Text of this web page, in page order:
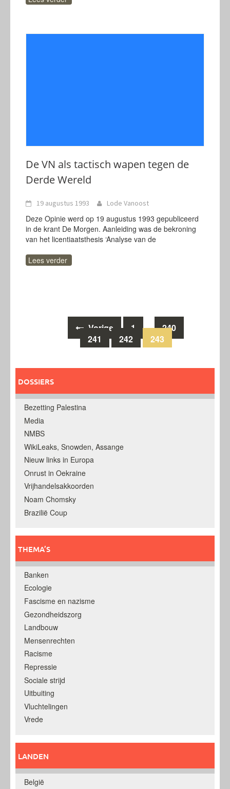
De VN als tactisch wapen tegen de
Derde Wereld
19 augustus 1993 Lode Vanoost
Deze Opinie werd op 19 augustus 1993 gepubliceerd
in de krant De Morgen. Aanleiding was de bekroning
van het licentiaatsthesis ‘Analyse van de
Lees verder
Berichten
navigatie
Vorige 1 …
240
241
242 243
DOSSIERS
Bezetting Palestina
Media
NMBS
WikiLeaks, Snowden, Assange
Nieuw links in Europa
Onrust in Oekraine
Vrijhandelsakkoorden
Noam Chomsky
Brazilië Coup
THEMA’S
Banken
Ecologie
Fascisme en nazisme
Gezondheidszorg
Landbouw
Mensenrechten
Racisme
Repressie
Sociale strijd
Uitbuiting
Vluchtelingen
Vrede
LANDEN
België